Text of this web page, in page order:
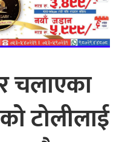
चलाएका
टोलीलाई